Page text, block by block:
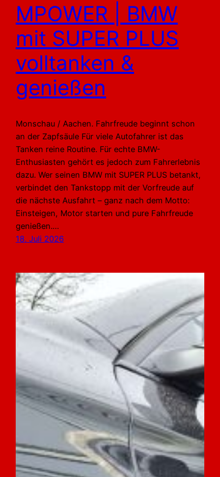
MPOWER | BMW
mit SUPER PLUS
volltanken &
genießen
Monschau / Aachen. Fahrfreude beginnt schon
an der Zapfsäule Für viele Autofahrer ist das
Tanken reine Routine. Für echte BMW-
Enthusiasten gehört es jedoch zum Fahrerlebnis
dazu. Wer seinen BMW mit SUPER PLUS betankt,
verbindet den Tankstopp mit der Vorfreude auf
die nächste Ausfahrt – ganz nach dem Motto:
Einsteigen, Motor starten und pure Fahrfreude
genießen.…
18. Juli 2026